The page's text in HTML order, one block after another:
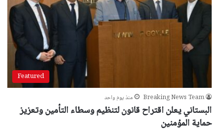
Featured
Breaking News Team منذ يوم واحد
البستاني يعلن اقتراح قانون لتنظيم وسطاء التأمين وتعزيز
حماية المؤمنين